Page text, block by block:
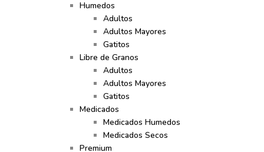
Humedos
Adultos
Adultos Mayores
Gatitos
Libre de Granos
Adultos
Adultos Mayores
Gatitos
Medicados
Medicados Humedos
Medicados Secos
Premium